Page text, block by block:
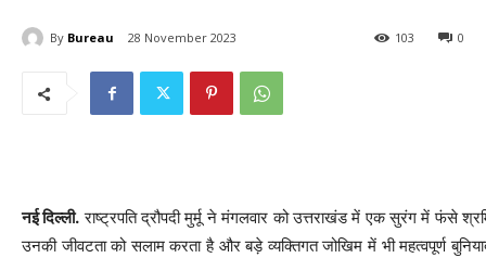
By Bureau 28 November 2023 0
103
नई दिल्ली. राष्ट्रपति द्रौपदी मुर्मू ने मंगलवार को उत्तराखंड में एक सुरंग में फंसे
उनकी जीवटता को सलाम करता है और बड़े व्यक्तिगत जोखिम में भी महत्वपूर्ण